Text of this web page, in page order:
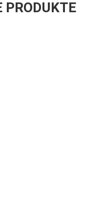
PRODUKTE